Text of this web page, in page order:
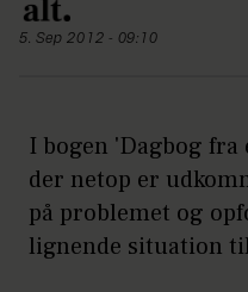
5. Sep 2012 - 09:10
I bogen 'Dagbog fra
der netop er
på problemet og
lignende situation